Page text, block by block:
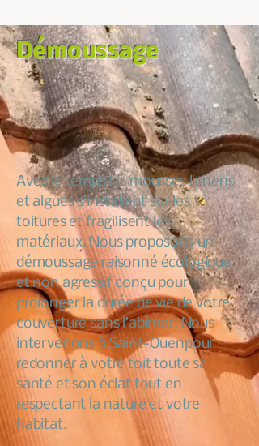
Démoussage
Avec le temps les mousses lichens
et algues s’installent sur les
toitures et fragilisent les
matériaux. Nous proposons un
démoussage raisonné écologique
et non agressif conçu pour
prolonger la durée de vie de votre
couverture sans l’abîmer. Nous
intervenons à Saint-Ouenpour
redonner à votre toit toute sa
santé et son éclat tout en
respectant la nature et votre
habitat.